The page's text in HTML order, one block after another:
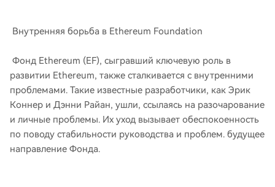
Внутренняя борьба в Ethereum Foundation
Фонд Ethereum (EF), сыгравший ключевую роль в
развитии Ethereum, также сталкивается с внутренними
проблемами. Такие известные разработчики, как Эрик
Коннер и Дэнни Райан, ушли, ссылаясь на разочарование
и личные проблемы. Их уход вызывает обеспокоенность
по поводу стабильности руководства и проблем. будущее
направление Фонда.